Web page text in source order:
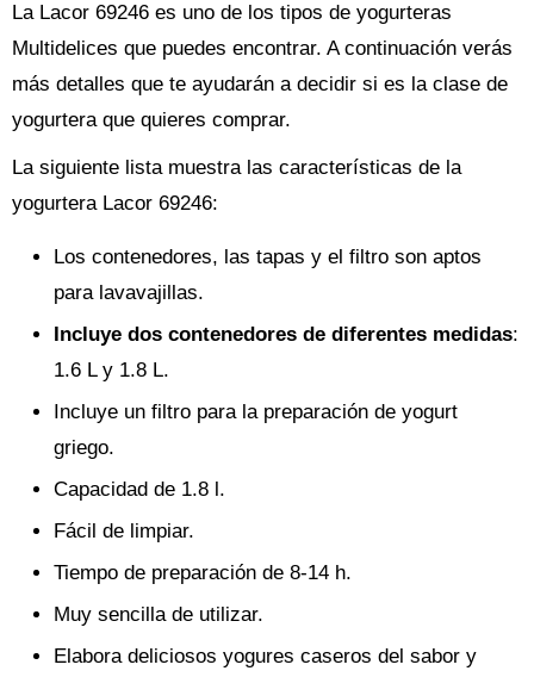
La Lacor 69246 es uno de los tipos de yogurteras
Multidelices que puedes encontrar. A continuación verás
más detalles que te ayudarán a decidir si es la clase de
yogurtera que quieres comprar.
La siguiente lista muestra las características de la
yogurtera Lacor 69246:
Los contenedores, las tapas y el filtro son aptos
para lavavajillas.
Incluye dos contenedores de diferentes medidas:
1.6 L y 1.8 L.
Incluye un filtro para la preparación de yogurt
griego.
Capacidad de 1.8 l.
Fácil de limpiar.
Tiempo de preparación de 8-14 h.
Muy sencilla de utilizar.
Elabora deliciosos yogures caseros del sabor y